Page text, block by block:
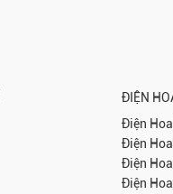
ĐIỆN
Điện Hoa
Điện Hoa
Điện Hoa
Điện Hoa